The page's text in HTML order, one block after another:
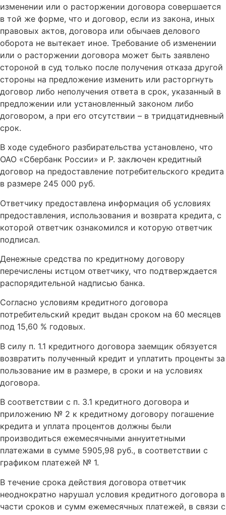
изменении или о расторжении договора совершается
в той же форме, что и договор, если из закона, иных
правовых актов, договора или обычаев делового
оборота не вытекает иное. Требование об изменении
или о расторжении договора может быть заявлено
стороной в суд только после получения отказа другой
стороны на предложение изменить или расторгнуть
договор либо неполучения ответа в срок, указанный в
предложении или установленный законом либо
договором, а при его отсутствии – в тридцатидневный
срок.
В ходе судебного разбирательства установлено, что
ОАО «Сбербанк России» и Р. заключен кредитный
договор на предоставление потребительского кредита
в размере 245 000 руб.
Ответчику предоставлена информация об условиях
предоставления, использования и возврата кредита, с
которой ответчик ознакомился и которую ответчик
подписал.
Денежные средства по кредитному договору
перечислены истцом ответчику, что подтверждается
распорядительной надписью банка.
Согласно условиям кредитного договора
потребительский кредит выдан сроком на 60 месяцев
под 15,60 % годовых.
В силу п. 1.1 кредитного договора заемщик обязуется
возвратить полученный кредит и уплатить проценты за
пользование им в размере, в сроки и на условиях
договора.
В соответствии с п. 3.1 кредитного договора и
приложению № 2 к кредитному договору погашение
кредита и уплата процентов должны были
производиться ежемесячными аннуитетными
платежами в сумме 5905,98 руб., в соответствии с
графиком платежей № 1.
В течение срока действия договора ответчик
неоднократно нарушал условия кредитного договора в
части сроков и сумм ежемесячных платежей, в связи с